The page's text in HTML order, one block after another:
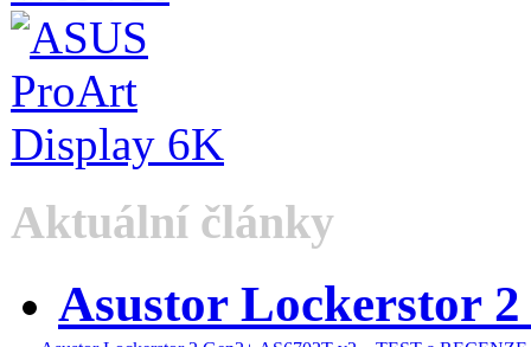
Aktuální články
Asustor Lockerstor